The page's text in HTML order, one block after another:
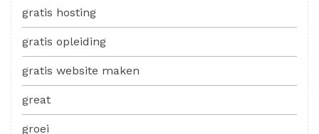
gratis hosting
gratis opleiding
gratis website maken
great
groei